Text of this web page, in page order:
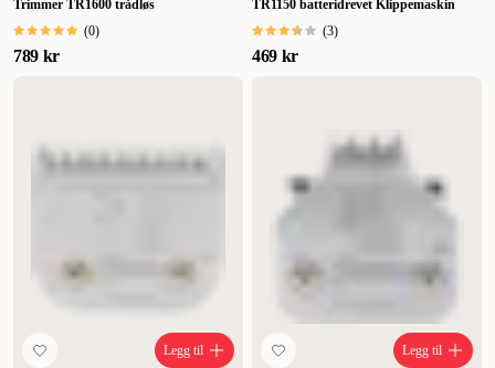
Trimmer TR1600 trådløs
(0)
789 kr
TR1150 batteridrevet Klippemaskin
(3)
469 kr
Legg til Legg til